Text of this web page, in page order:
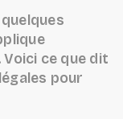
ce que dit
pour